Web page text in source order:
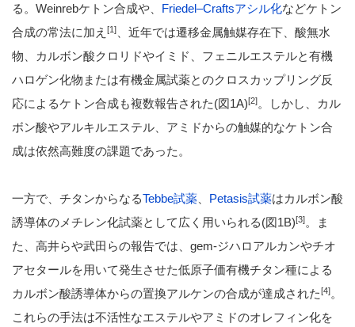
る。Weinrebケトン合成や、 Friedel–Craftsアシル化などケトン
合成の常法に加え [1]
、近年では遷移金属触媒存在下、酸無水
物、カルボン酸クロリドやイミド、フェニルエステルと有機
ハロゲン化物または有機金属試薬とのクロスカップリング反
応によるケトン合成も複数報告された(図1A)[2]。しかし、カル
ボン酸やアルキルエステル、アミドからの触媒的なケトン合
成は依然高難度の課題であった。
一方で、チタンからなるTebbe試薬 Petasis試薬はカルボン酸
誘導体のメチレン化試薬として広く用いられる(図1B)[3]。ま
た、高井らや武田らの報告では、gem-ジハロアルカンやチオ
アセタールを用いて発生させた低原子価有機チタン種による
カルボン酸誘導体からの置換アルケンの合成が達成された[4]。
これらの手法は不活性なエステルやアミドのオレフィン化を